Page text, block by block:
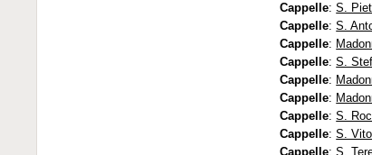
Cappelle:S.
Cappelle:S.
Cappelle:
Cappelle:S.
Cappelle:
Cappelle:
Cappelle:S.
Cappelle:S. Vito
Cappelle:S.